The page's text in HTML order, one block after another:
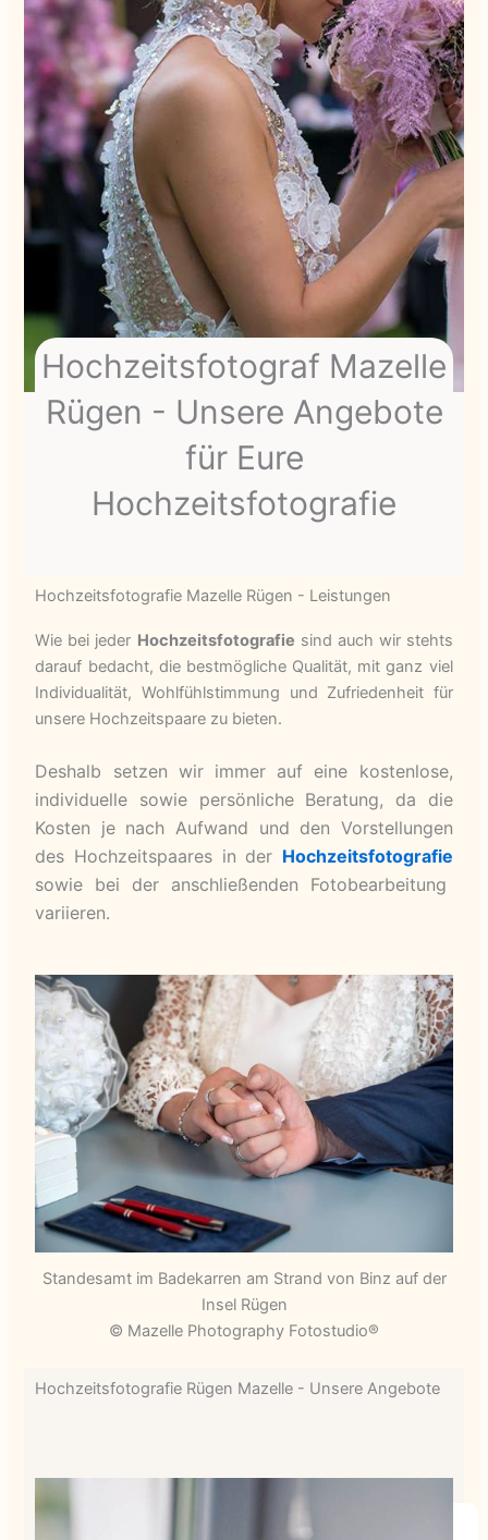
Hochzeitsfotograf Mazelle
Rügen - Unsere Angebote
für Eure
Hochzeitsfotografie
Hochzeitsfotografie Mazelle Rügen - Leistungen
Wie bei jeder Hochzeitsfotografie sind auch wir stehts
darauf bedacht, die bestmögliche Qualität, mit ganz viel
Individualität, Wohlfühlstimmung und Zufriedenheit für
unsere Hochzeitspaare zu bieten.
Deshalb setzen wir immer auf eine kostenlose,
individuelle sowie persönliche Beratung, da die
Kosten je nach Aufwand und den Vorstellungen
des Hochzeitspaares in der Hochzeitsfotografie
sowie bei der anschließenden Fotobearbeitung
variieren.
Standesamt im Badekarren am Strand von Binz auf der
Insel Rügen
© Mazelle Photography Fotostudio®
Hochzeitsfotografie Rügen Mazelle - Unsere Angebote